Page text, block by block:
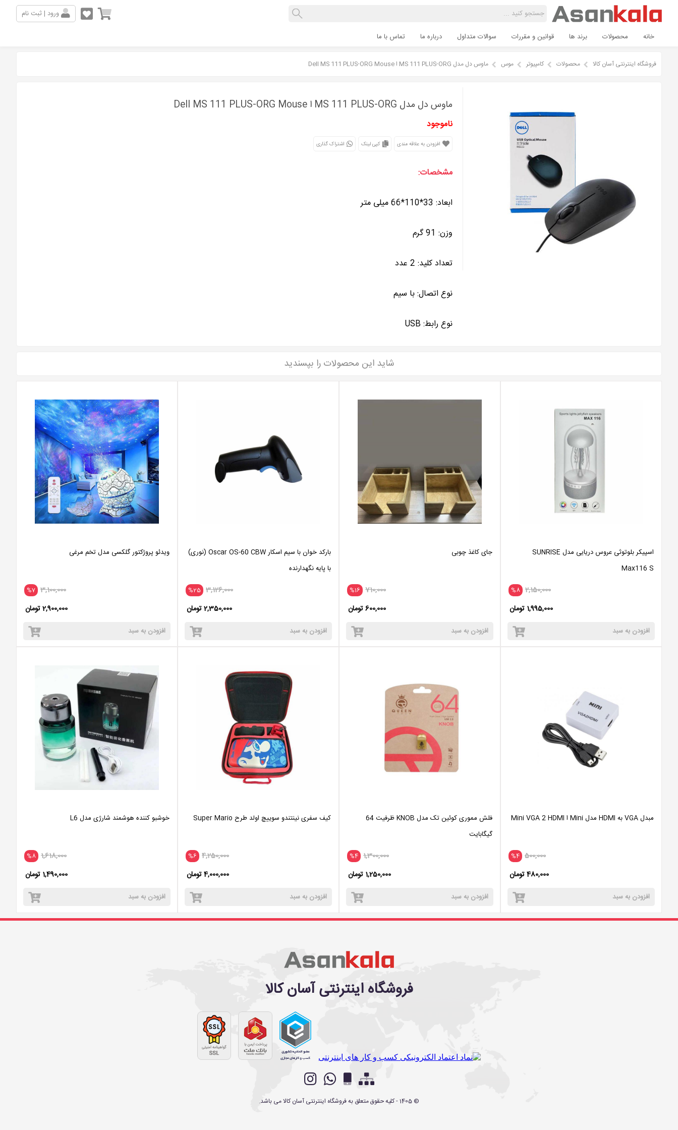
ورود | ثبت نام
خانه محصولات برند ها قوانین و مقررات سوالات متداول درباره ما تماس با ما
فروشگاه اینترنتی آسان کالا محصولات کامپیوتر موس ماوس دل مدل MS 111 PLUS-ORG ا Dell MS 111 PLUS-ORG Mouse
ماوس دل مدل MS 111 PLUS-ORG ا Dell MS 111 PLUS-ORG Mouse
ناموجود
افزودن به علاقه مندی کپی لینک اشتراک گذاری
مشخصات:
ابعاد: 33*110*66 میلی متر
وزن: 91 گرم
تعداد کلید: 2 عدد
نوع اتصال: با سیم
نوع رابط: USB
شاید این محصولات را بپسندید
اسپیکر بلوتوثی عروس دریایی مدل SUNRISE
Max116 S
%8 2,150,000
1,995,000 تومان
افزودن به سبد
جای کاغذ چوبی
%16 710,000
600,000 تومان
افزودن به سبد
بارکد خوان با سیم اسکار Oscar OS-60 CBW (نوری)
با پایه نگهدارنده
%25 3,126,000
2,350,000 تومان
افزودن به سبد
ویدئو پروژکتور گلکسی مدل تخم مرغی
%7 3,100,000
2,900,000 تومان
افزودن به سبد
مبدل VGA به HDMI مدل Mini ا Mini VGA 2 HDMI
%4 500,000
480,000 تومان
افزودن به سبد
فلش مموری کوئین تک مدل KNOB ظرفیت 64
گیگابایت
%4 1,300,000
1,250,000 تومان
افزودن به سبد
کیف سفری نینتندو سوییچ اولد طرح Super Mario
%6 4,250,000
4,000,000 تومان
افزودن به سبد
خوشبو کننده هوشمند شارژی مدل L6
%8 1,618,000
1,490,000 تومان
افزودن به سبد
فروشگاه اینترنتی آسان کالا
©
1405- کلیه حقوق متعلق بهفروشگاه اینترنتی آسان کالامی باشد.